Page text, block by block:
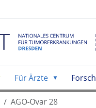
Für Ärzte
AGO-Ovar 28